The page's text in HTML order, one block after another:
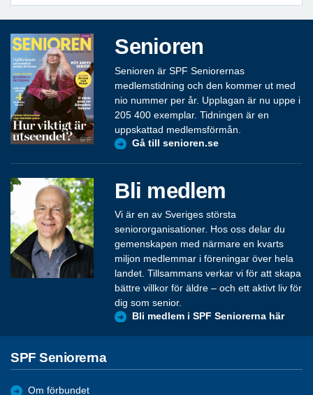
Senioren
Senioren är SPF Seniorernas
medlemstidning och den kommer ut med
nio nummer per år. Upplagan är nu uppe i
205 400 exemplar. Tidningen är en
uppskattad medlemsförmån.
Gå till senioren.se
Bli medlem
Vi är en av Sveriges största
seniororganisationer. Hos oss delar du
gemenskapen med närmare en kvarts
miljon medlemmar i föreningar över hela
landet. Tillsammans verkar vi för att skapa
bättre villkor för äldre – och ett aktivt liv för
dig som senior.
Bli medlem i SPF Seniorerna här
SPF Seniorerna
Om förbundet